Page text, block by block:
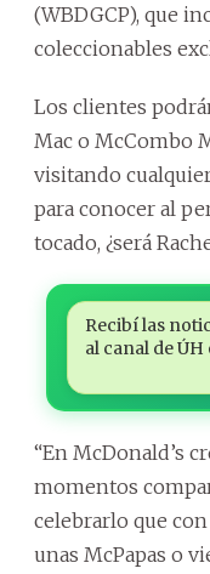
(WBDGCP), que
coleccionables
Los clientes
Mac o McCombo
visitando
para conocer al
tocado, ¿será
Recibí las
al canal de
“En McDonald’s
momentos
celebrarlo que con
unas McPapas o